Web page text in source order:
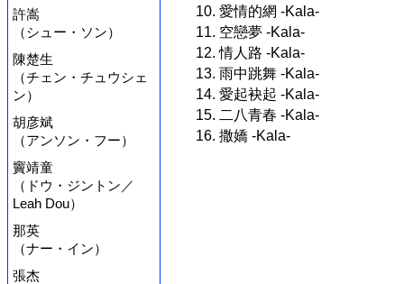
許嵩
（シュー・ソン）
陳楚生
（チェン・チュウシェ
ン）
胡彦斌
（アンソン・フー）
竇靖童
（ドウ・ジントン／
Leah Dou）
那英
（ナー・イン）
張杰
10. 愛情的網 -Kala-
11. 空戀夢 -Kala-
12. 情人路 -Kala-
13. 雨中跳舞 -Kala-
14. 愛起袂起 -Kala-
15. 二八青春 -Kala-
16. 撒嬌 -Kala-